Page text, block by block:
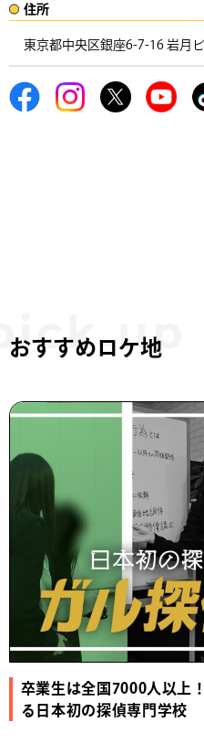
住所​​
東京都中央区銀座6-7-16 岩月
おすすめロケ地
卒業生は全国7000人以上
る日本初の探偵専門学校